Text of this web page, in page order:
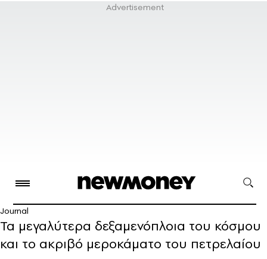
Journal
Τα μεγαλύτερα δεξαμενόπλοια του κόσμου
και το ακριβό μεροκάματο του πετρελαίου